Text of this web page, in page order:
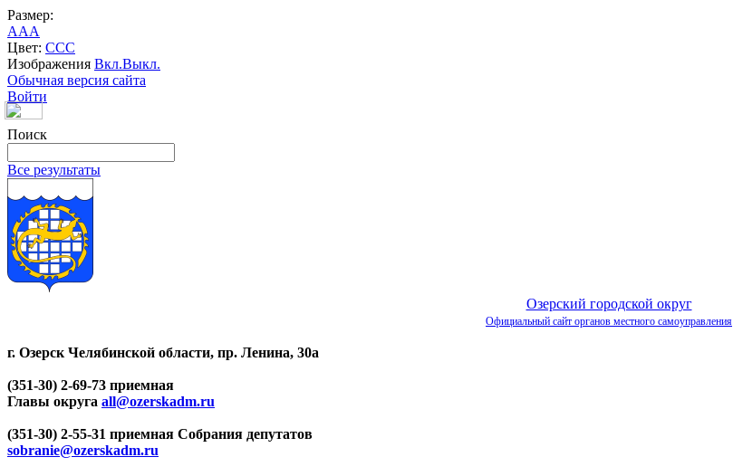
Размер:
AAA
Цвет: CCC
Изображения Вкл.Выкл.
Обычная версия сайта
Войти
Поиск
Все результаты
Озерский городской округ
Официальный сайт органов местного самоуправления
г. Озерск Челябинской области, пр. Ленина, 30а
(351-30) 2-69-73 приемная
Главы округа all@ozerskadm.ru
(351-30) 2-55-31 приемная Собрания депутатов
sobranie@ozerskadm.ru